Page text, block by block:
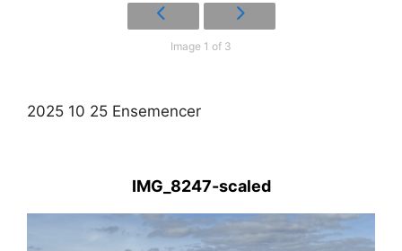
Image 1 of 3
2025 10 25 Ensemencer
IMG_8247-scaled